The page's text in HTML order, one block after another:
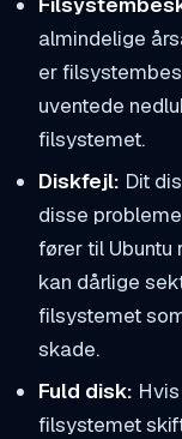
almindelige
er
uventede
filsystemet.
Diskfejl: Dit
disse
fører til
kan dårlige
filsystemet
skade.
Fuld disk:
filsystemet